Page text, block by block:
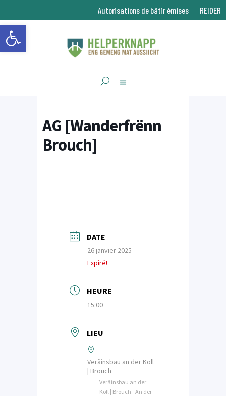
Ouvrir la barre d’outils
Autorisations de bâtir émises REIDER
AG [Wanderfrënn
Brouch]
DATE
26 janvier 2025
Expiré!
HEURE
15:00
LIEU
Veräinsbau an der Koll
| Brouch
Veräinsbau an der
Koll | Brouch - An der